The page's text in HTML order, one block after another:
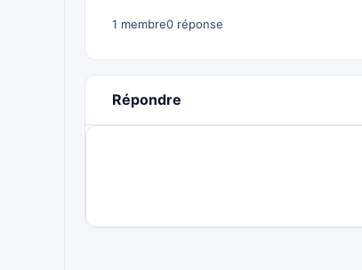
1 membre0 réponse
Répondre